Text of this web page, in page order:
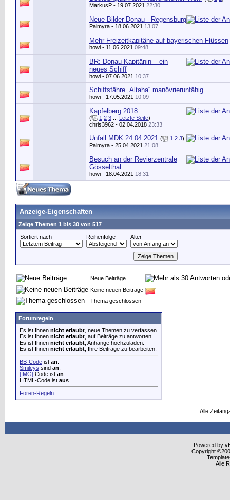
MarkusP - 19.07.2021 22:30
Neue Bilder Donau - Regensburg
Palmyra - 18.06.2021 13:07
Mehr Freizeitkapitäne auf bayerischen Flüssen
howi - 11.06.2021 09:48
BR: Donau-Kapitänin – ein
neues Schiff
howi - 07.06.2021 10:37
Schiffsfähre „Altaha“ manövrierunfähig
howi - 17.05.2021 10:09
Kapfelberg 2018
( 1 2 3 Letzte Seite)
chris3962 - 02.04.2018 23:33
Unfall MDK 24.04.2021 ( 1 2 3)
Palmyra - 25.04.2021 21:08
Besuch an der Revierzentrale
Gösselthal
howi - 18.04.2021 18:31
Anzeige-Eigenschaften
Zeige Themen 1 bis 30 von 517
Sortiert nach
Reihenfolge Alter
Neue Beiträge
Keine neuen Beiträge
Thema geschlossen
Forumregeln
Es ist Ihnen nicht erlaubt , neue Themen zu verfassen.
Es ist Ihnen nicht erlaubt , auf Beiträge zu antworten.
Es ist Ihnen nicht erlaubt , Anhänge hochzuladen.
Es ist Ihnen nicht erlaubt , Ihre Beiträge zu bearbeiten.
BB-Code ist an
Smileys sind an
[IMG] Code ist an
HTML-Code ist aus
Foren-Regeln
Alle
Powered by
Copyright
Alle